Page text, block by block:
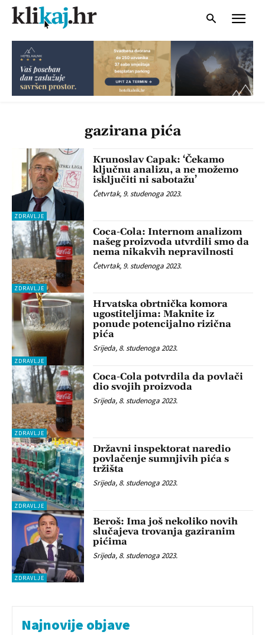
gazirana pića
ZDRAVLJE
Krunoslav Capak: ‘Čekamo
ključnu analizu, a ne možemo
isključiti ni sabotažu’
Četvrtak, 9. studenoga 2023.
ZDRAVLJE
Coca-Cola: Internom analizom
našeg proizvoda utvrdili smo da
nema nikakvih nepravilnosti
Četvrtak, 9. studenoga 2023.
ZDRAVLJE
Hrvatska obrtnička komora
ugostiteljima: Maknite iz
ponude potencijalno rizična
pića
Srijeda, 8. studenoga 2023.
ZDRAVLJE
Coca-Cola potvrdila da povlači
dio svojih proizvoda
Srijeda, 8. studenoga 2023.
ZDRAVLJE
Državni inspektorat naredio
povlačenje sumnjivih pića s
tržišta
Srijeda, 8. studenoga 2023.
ZDRAVLJE
Beroš: Ima još nekoliko novih
slučajeva trovanja gaziranim
pićima
Srijeda, 8. studenoga 2023.
Najnovije objave